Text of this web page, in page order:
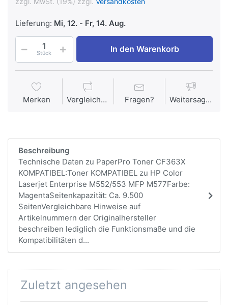
Lieferung: Mi, 12. - Fr, 14. Aug.
Stück In den Warenkorb
Merken Vergleichen Fragen? Weitersagen
Beschreibung
Technische Daten zu PaperPro Toner CF363X
KOMPATIBEL:Toner KOMPATIBEL zu HP Color
Laserjet Enterprise M552/553 MFP M577Farbe:
MagentaSeitenkapazität: Ca. 9.500
SeitenVergleichbare Hinweise auf
Artikelnummern der Originalhersteller
beschreiben lediglich die Funktionsmaße und die
Kompatibilitäten d...
Zuletzt angesehen